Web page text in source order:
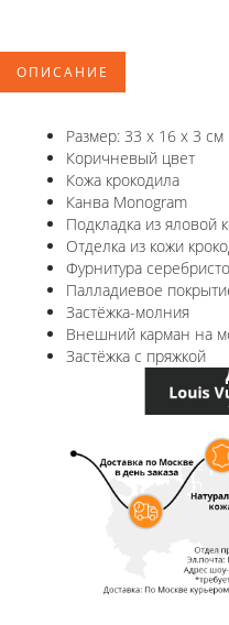
ОПИСАНИЕ
Размер: 33 x 16 x 3 см
Коричневый цвет
Кожа крокодила
Канва Monogram
Подкладка из яловой
Отделка из кожи
Фурнитура
Палладиевое
Застёжка-молния
Внешний карман на
Застёжка с пряжкой